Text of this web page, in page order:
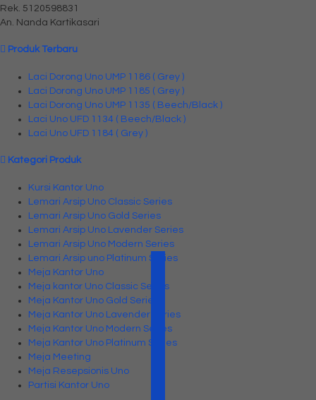
Rek. 5120598831
An. Nanda Kartikasari
Produk Terbaru
Laci Dorong Uno UMP 1186 ( Grey )
Laci Dorong Uno UMP 1185 ( Grey )
Laci Dorong Uno UMP 1135 ( Beech/Black )
Laci Uno UFD 1134 ( Beech/Black )
Laci Uno UFD 1184 ( Grey )
Kategori Produk
Kursi Kantor Uno
Lemari Arsip Uno Classic Series
Lemari Arsip Uno Gold Series
Lemari Arsip Uno Lavender Series
Lemari Arsip Uno Modern Series
Lemari Arsip uno Platinum Series
Meja Kantor Uno
Meja kantor Uno Classic Series
Meja Kantor Uno Gold Series
Meja Kantor Uno Lavender series
Meja Kantor Uno Modern Series
Meja Kantor Uno Platinum Series
Meja Meeting
Meja Resepsionis Uno
Partisi Kantor Uno